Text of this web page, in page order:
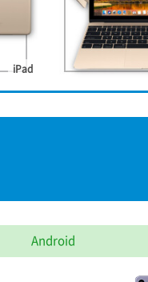
iPad
Android